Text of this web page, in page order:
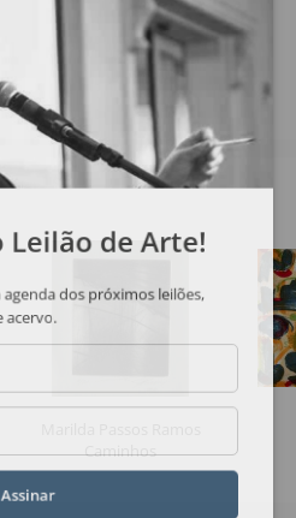
Caminhos
Leilão de Arte!
dos próximos leilões,
acervo.
Assinar